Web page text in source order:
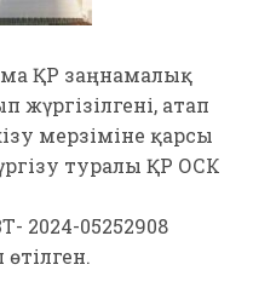
ҚР заңнамалық
атап
мерзіміне қарсы
туралы ҚР ОСК
2024-05252908